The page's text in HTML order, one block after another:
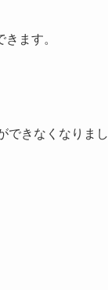
ます。
できなくなりまし